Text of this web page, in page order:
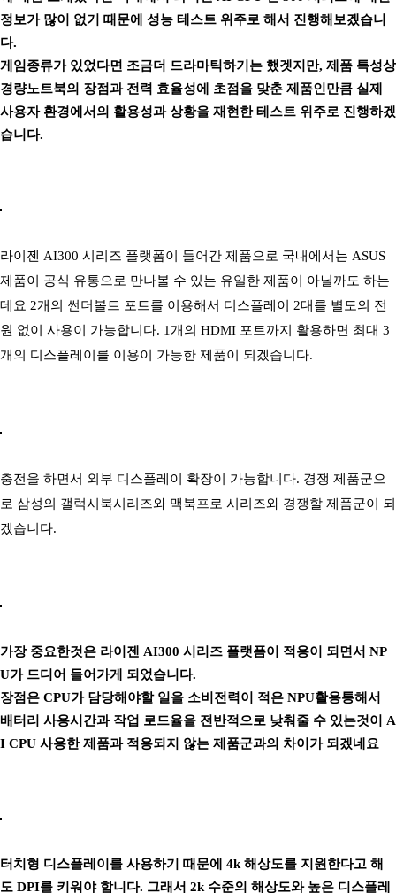
정보가 많이 없기 때문에 성능 테스트 위주로 해서 진행해보겠습니
다.
게임종류가 있었다면 조금더 드라마틱하기는 했겟지만, 제품 특성상
경량노트북의 장점과 전력 효율성에 초점을 맞춘 제품인만큼 실제
사용자 환경에서의 활용성과 상황을 재현한 테스트 위주로 진행하겠
습니다.
라이젠 AI300 시리즈 플랫폼이 들어간 제품으로 국내에서는 ASUS
제품이 공식 유통으로 만나볼 수 있는 유일한 제품이 아닐까도 하는
데요 2개의 썬더볼트 포트를 이용해서 디스플레이 2대를 별도의 전
원 없이 사용이 가능합니다. 1개의 HDMI 포트까지 활용하면 최대 3
개의 디스플레이를 이용이 가능한 제품이 되겠습니다.
충전을 하면서 외부 디스플레이 확장이 가능합니다. 경쟁 제품군으
로 삼성의 갤럭시북시리즈와 맥북프로 시리즈와 경쟁할 제품군이 되
겠습니다.
가장 중요한것은 라이젠 AI300 시리즈 플랫폼이 적용이 되면서 NP
U가 드디어 들어가게 되었습니다.
장점은 CPU가 담당해야할 일을 소비전력이 적은 NPU활용통해서
배터리 사용시간과 작업 로드율을 전반적으로 낮춰줄 수 있는것이 A
I CPU 사용한 제품과 적용되지 않는 제품군과의 차이가 되겠네요
터치형 디스플레이를 사용하기 때문에 4k 해상도를 지원한다고 해
도 DPI를 키워야 합니다. 그래서 2k 수준의 해상도와 높은 디스플레